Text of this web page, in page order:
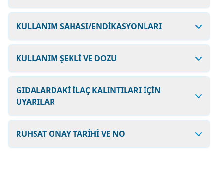
KULLANIM SAHASI/ENDİKASYONLARI
KULLANIM ŞEKLİ VE DOZU
GIDALARDAKİ İLAÇ KALINTILARI İÇİN
UYARILAR
RUHSAT ONAY TARİHİ VE NO